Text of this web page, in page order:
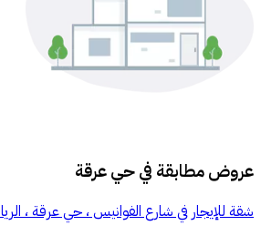
عروض مطابقة فيحي عرقة
شقة للإيجار في شارع الفوانيس ، حي عرقة ،